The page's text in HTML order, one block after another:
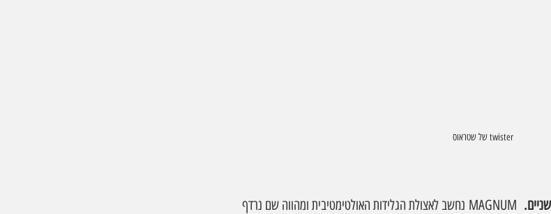
twister של שטראוס
MAGNUM נחשב לאצולת הגלידות האולטימטיבית ומהווה שם נרדף